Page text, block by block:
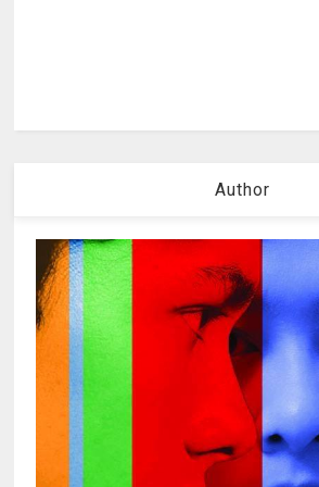
Author